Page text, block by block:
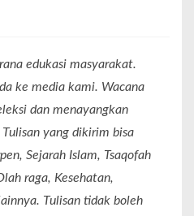
edukasi masyarakat.
ke media kami. Wacana
dan menayangkan
yang dikirim bisa
Sejarah Islam, Tsaqofah
raga, Kesehatan,
Tulisan tidak boleh